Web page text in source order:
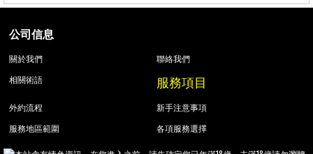
公司信息
關於我們
聯絡我們
相關術語
服務項目
外約流程
新手注意事項
服務地區範圍
各項服務選擇